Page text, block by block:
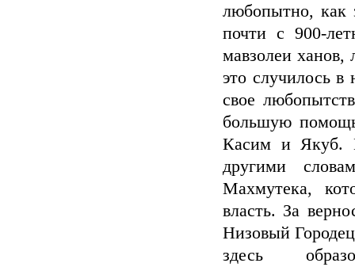
любопытно, как
почти с 900-
мавзолеи
это случилось в
свое
большую
Касим и Якуб.
другими
Махмутека,
власть. За
Низовый
здесь